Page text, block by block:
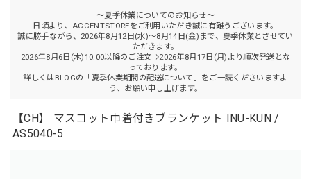
～夏季休業についてのお知らせ～
日頃より、ACCENTSTOREをご利用いただき誠に有難うございます。
誠に勝手ながら、2026年8月12日(水)～8月14日(金)まで、夏季休業とさせてい
ただきます。
2026年8月6日(木)10:00以降のご注文⇒2026年8月17日(月)より順次発送とな
っております。
詳しくはBLOGの「夏季休業期間の配送について」をご一読くださいますよ
う、お願い申し上げます。
【CH】 マスコット巾着付きブランケット INU-KUN /
AS5040-5